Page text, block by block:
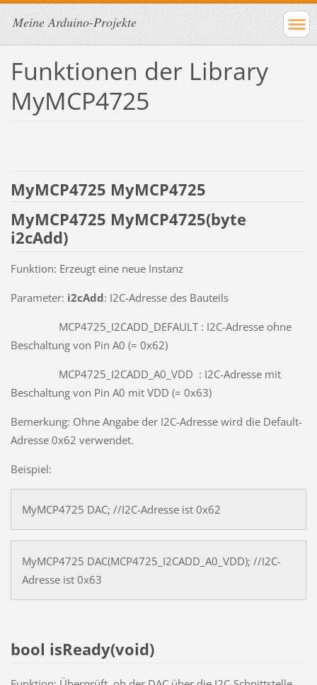
Meine Arduino-Projekte
Funktionen der Library
MyMCP4725
MyMCP4725 MyMCP4725
MyMCP4725 MyMCP4725(byte
i2cAdd)
Funktion: Erzeugt eine neue Instanz
Parameter: i2cAdd: I2C-Adresse des Bauteils
MCP4725_I2CADD_DEFAULT : I2C-Adresse ohne
Beschaltung von Pin A0 (= 0x62)
MCP4725_I2CADD_A0_VDD : I2C-Adresse mit
Beschaltung von Pin A0 mit VDD (= 0x63)
Bemerkung: Ohne Angabe der I2C-Adresse wird die Default-
Adresse 0x62 verwendet.
Beispiel:
MyMCP4725 DAC; //I2C-Adresse ist 0x62
MyMCP4725 DAC(MCP4725_I2CADD_A0_VDD); //I2C-
Adresse ist 0x63
bool isReady(void)